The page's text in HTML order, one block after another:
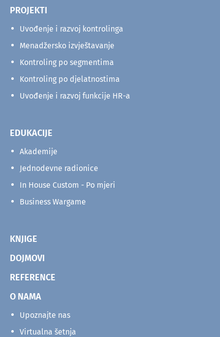
PROJEKTI
Uvođenje i razvoj kontrolinga
Menadžersko izvještavanje
Kontroling po segmentima
Kontroling po djelatnostima
Uvođenje i razvoj funkcije HR-a
EDUKACIJE
Akademije
Jednodevne radionice
In House Custom - Po mjeri
Business Wargame
KNJIGE
DOJMOVI
REFERENCE
O NAMA
Upoznajte nas
Virtualna šetnja